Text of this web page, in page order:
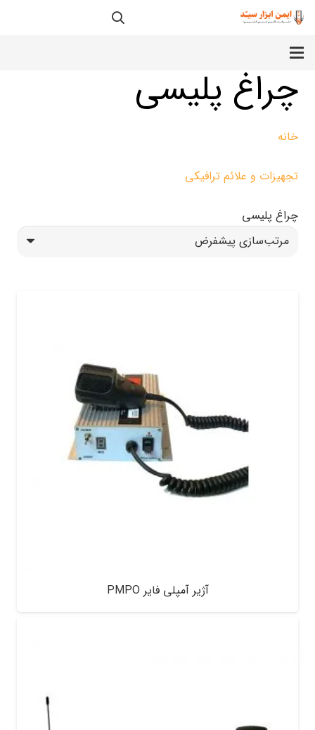
چراغ پلیسی
خانه
تجهیزات و علائم ترافیکی
چراغ پلیسی
آژیر آمپلی فایر PMPO